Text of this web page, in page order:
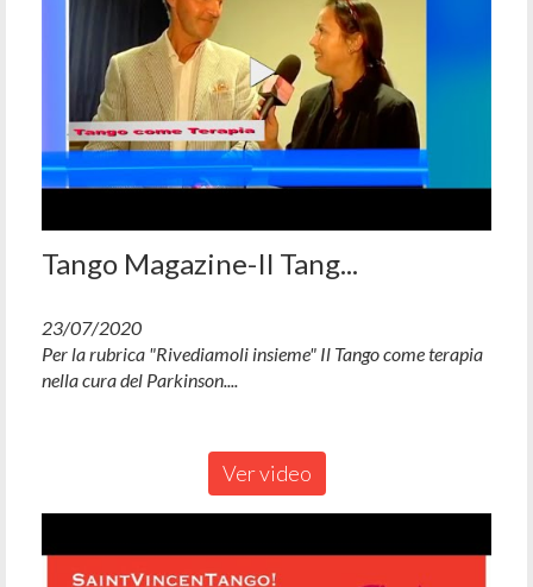
Tango Magazine-Il Tang...
23/07/2020
Per la rubrica "Rivediamoli insieme" Il Tango come terapia
nella cura del Parkinson....
Ver video